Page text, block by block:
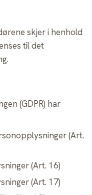
skjer i henhold
til det
(GDPR) har
(Art.
(Art. 16)
(Art. 17)